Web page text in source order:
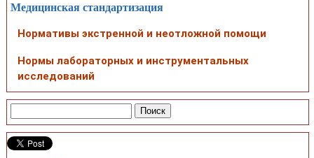
Медицинская стандартизация
Нормативы экстренной и неотложной помощи
Нормы лабораторных и инструментальных
исследований